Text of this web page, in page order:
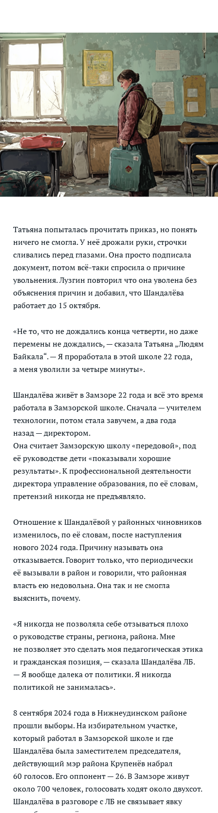
Татьяна попыталась прочитать приказ, но понять
ничего не смогла. У неё дрожали руки, строчки
сливались перед глазами. Она просто подписала
документ, потом всё-таки спросила о причине
увольнения. Лузгин повторил что она уволена без
объяснения причин и добавил, что Шандалёва
работает до 15 октября.
«Не то, что не дождались конца четверти, но даже
перемены не дождались, — сказала Татьяна „Людям
Байкала“. — Я проработала в этой школе 22 года,
а меня уволили за четыре минуты».
Шандалёва живёт в Замзоре 22 года и всё это время
работала в Замзорской школе. Сначала — учителем
технологии, потом стала завучем, а два года
назад — директором.
Она считает Замзорскую школу «передовой», под
её руководстве дети «показывали хорошие
результаты». К профессиональной деятельности
директора управление образования, по её словам,
претензий никогда не предъявляло.
Отношение к Шандалёвой у районных чиновников
изменилось, по её словам, после наступления
нового 2024 года. Причину называть она
отказывается. Говорит только, что периодически
её вызывали в район и говорили, что районная
власть ею недовольна. Она так и не смогла
выяснить, почему.
«Я никогда не позволяла себе отзываться плохо
о руководстве страны, региона, района. Мне
не позволяет это сделать моя педагогическая этика
и гражданская позиция, — сказала Шандалёва ЛБ.
— Я вообще далека от политики. Я никогда
политикой не занималась».
8 сентября 2024 года в Нижнеудинском районе
прошли выборы. На избирательном участке,
который работал в Замзорской школе и где
Шандалёва была заместителем председателя,
действующий мэр района Крупенёв набрал
60 голосов. Его оппонент — 26. В Замзоре живут
около 700 человек, голосовать ходят около двухсот.
Шандалёва в разговоре с ЛБ не связывает явку